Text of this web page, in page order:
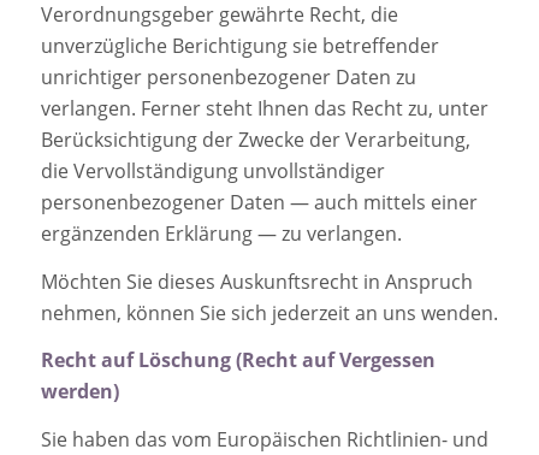
Verordnungsgeber gewährte Recht, die
unverzügliche Berichtigung sie betreffender
unrichtiger personenbezogener Daten zu
verlangen. Ferner steht Ihnen das Recht zu, unter
Berücksichtigung der Zwecke der Verarbeitung,
die Vervollständigung unvollständiger
personenbezogener Daten — auch mittels einer
ergänzenden Erklärung — zu verlangen.
Möchten Sie dieses Auskunftsrecht in Anspruch
nehmen, können Sie sich jederzeit an uns wenden.
Recht auf Löschung (Recht auf Vergessen
werden)
Sie haben das vom Europäischen Richtlinien- und